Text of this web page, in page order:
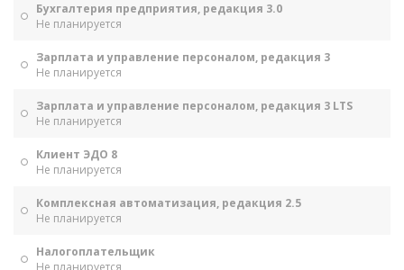
Бухгалтерия предприятия, редакция 3.0
Не планируется
Зарплата и управление персоналом, редакция 3
Не планируется
Зарплата и управление персоналом, редакция 3 LTS
Не планируется
Клиент ЭДО 8
Не планируется
Комплексная автоматизация, редакция 2.5
Не планируется
Налогоплательщик
Не планируется